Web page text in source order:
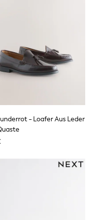
- Loafer Aus Leder